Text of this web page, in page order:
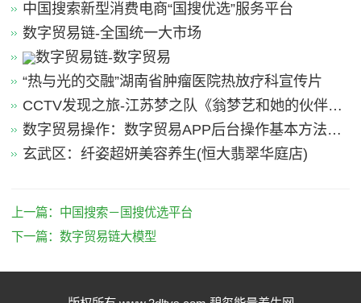
中国搜索新型消费电商“国搜优选”服务平台
数字贸易链-全国统一大市场
数字贸易链-数字贸易
“热与光的交融”湖南省肿瘤医院热放疗科宣传片
CCTV发现之旅-江苏梦之队《翁梦艺和她的伙伴
们》
数字贸易操作：数字贸易APP后台操作基本方法引
导
玄武区：纤姿超妍美容养生(恒大翡翠华庭店)
上一篇： 中国搜索－国搜优选平台
下一篇： 数字贸易链大模型